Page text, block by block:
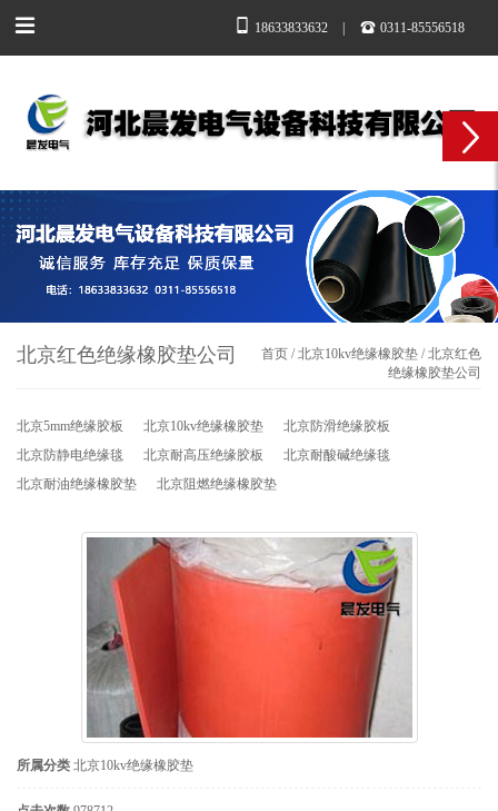
18633833632 0311-85556518
北京红色绝缘橡胶垫公司 首页 /北京10kv绝缘橡胶垫 /北京红色
绝缘橡胶垫公司
北京5mm绝缘胶板 北京10kv绝缘橡胶垫
北京防滑绝缘胶板
北京防静电绝缘毯
北京耐高压绝缘胶板
北京耐酸碱绝缘毯
北京耐油绝缘橡胶垫
北京阻燃绝缘橡胶垫
所属分类 北京10kv绝缘橡胶垫